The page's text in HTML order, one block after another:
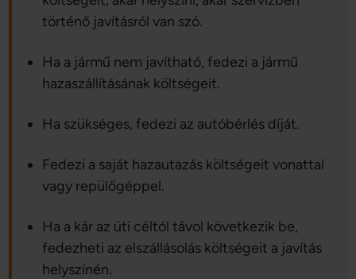
történő javításról van szó.
Ha a jármű nem javítható, fedezi a jármű
hazaszállításának költségeit.
Ha szükséges, fedezi az autóbérlés díját.
Fedezi a saját hazautazás költségeit vonattal
vagy repülőgéppel.
Ha a kár az úti céltól távol következik be,
fedezheti az elszállásolás költségeit a javítás
helyszínén.